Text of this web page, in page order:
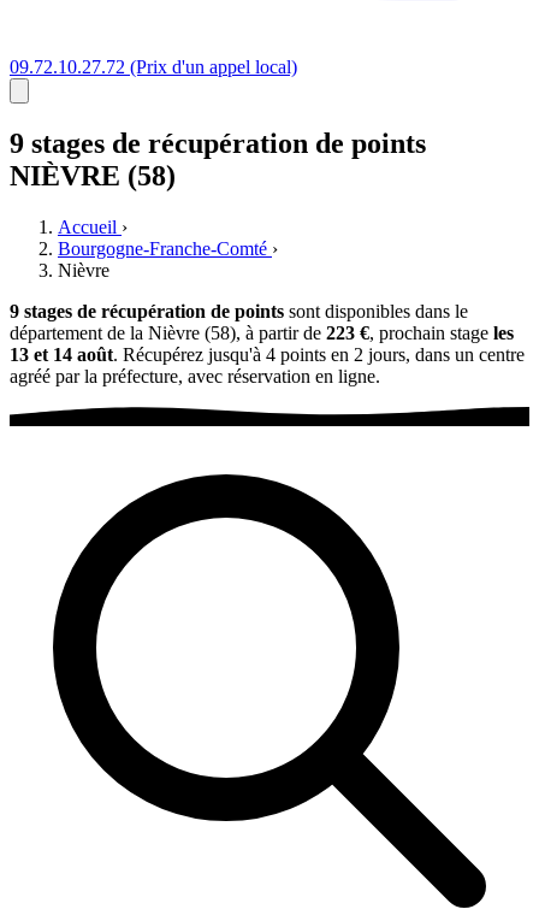
09.72.10.27.72 (Prix d'un appel local)
9 stages de récupération de points
NIÈVRE (58)
Accueil ›
Bourgogne-Franche-Comté ›
Nièvre
9 stages de récupération de points sont disponibles dans le
département de la Nièvre (58), à partir de 223 €, prochain stage les
13 et 14 août. Récupérez jusqu'à 4 points en 2 jours, dans un centre
agréé par la préfecture, avec réservation en ligne.